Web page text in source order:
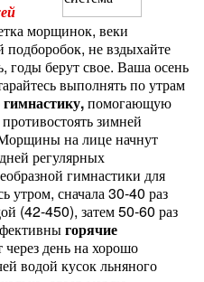
морщинок, веки
подборобок, не вздыхайте
годы берут свое. Ваша осень
выполнять по утрам
помогающую
зимней
на лице начнут
регулярных
гимнастики для
утром, сначала 30-40 раз
(42-450), затем 50-60 раз
горячие
день на хорошо
водой кусок льняного